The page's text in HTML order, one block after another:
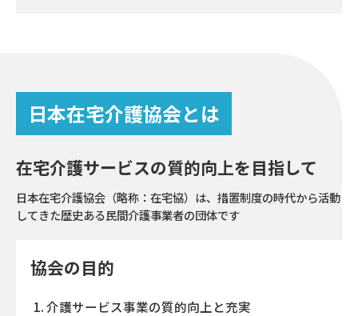
日本在宅介護協会とは
在宅介護サービスの質的向上を目指して
日本在宅介護協会（略称：在宅協）は、措置制度の時代から活動
してきた歴史ある民間介護事業者の団体です
協会の目的
介護サービス事業の質的向上と充実